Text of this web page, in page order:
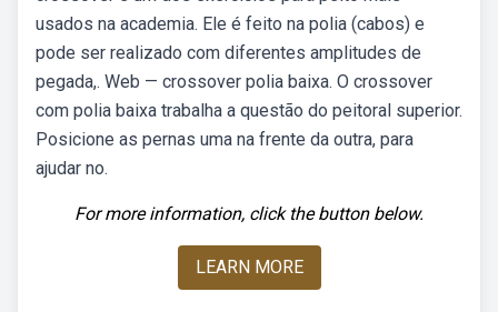
usados na academia. Ele é feito na polia (cabos) e
pode ser realizado com diferentes amplitudes de
pegada,. Web — crossover polia baixa. O crossover
com polia baixa trabalha a questão do peitoral superior.
Posicione as pernas uma na frente da outra, para
ajudar no.
For more information, click the button below.
LEARN MORE